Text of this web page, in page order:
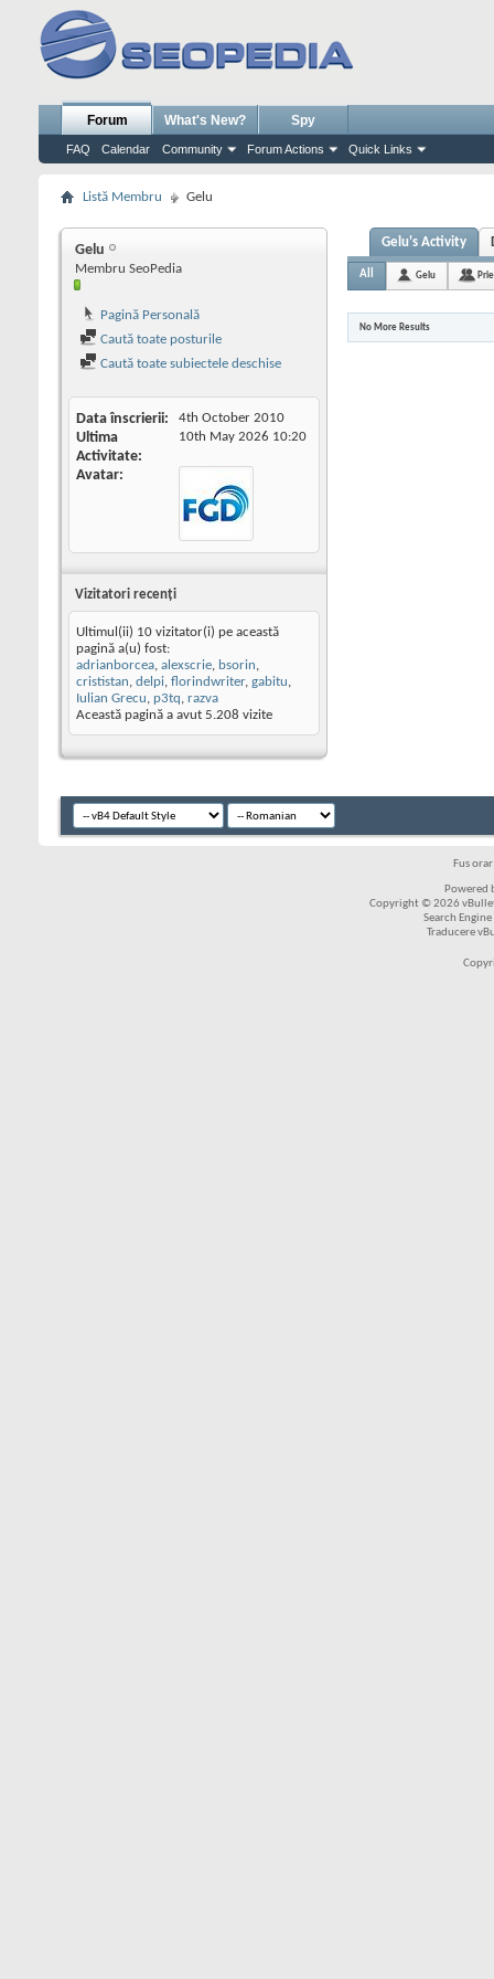
Forum
FAQ Calendar Community Forum Actions Quick Links
What's New? Spy
Listă Membru Gelu
Gelu
Membru SeoPedia
Pagină Personală
Caută toate posturile
Caută toate subiectele deschise
Data înscrierii 4th October 2010
Ultima
Activitate
10th May 2026 10:20
Avatar
Vizitatori recenţi
Ultimul(ii) 10 vizitator(i) pe această
pagină a(u) fost:
adrianborcea, alexscrie, bsorin,
crististan, delpi, florindwriter, gabitu,
Iulian Grecu, p3tq, razva
Această pagină a avut 5.208 vizite
Gelu's Activity
All Gelu
No More Results
Fus
Powered
Copyright © 2026
Search
Traducere